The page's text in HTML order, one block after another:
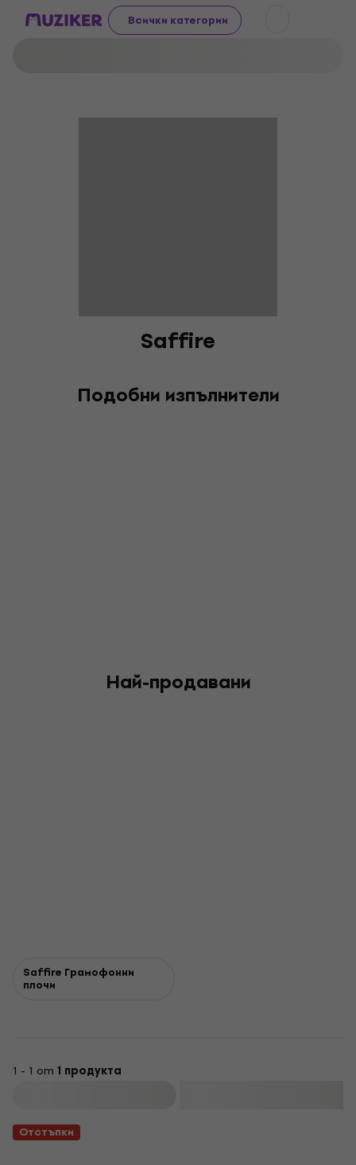
Всички категории
Saffire
Подобни изпълнители
Най-продавани
Saffire Грамофонни
плочи
1 - 1 от 1 продукта
Отстъпки